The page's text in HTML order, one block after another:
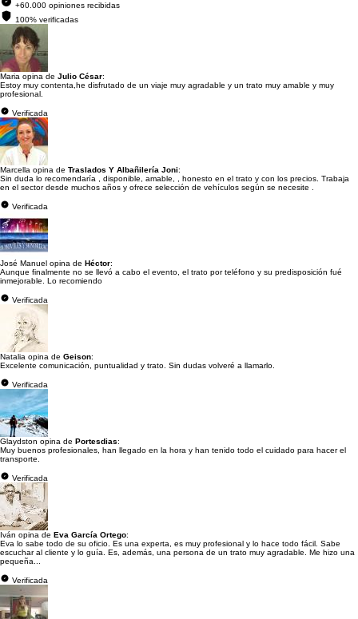
+60.000 opiniones recibidas
100% verificadas
Maria opina de Julio César:
Estoy muy contenta,he disfrutado de un viaje muy agradable y un trato muy amable y muy
profesional.
Verificada
Marcella opina de Traslados Y Albañilería Joni:
Sin duda lo recomendaría , disponible, amable, , honesto en el trato y con los precios. Trabaja
en el sector desde muchos años y ofrece selección de vehículos según se necesite .
Verificada
José Manuel opina de Héctor:
Aunque finalmente no se llevó a cabo el evento, el trato por teléfono y su predisposición fué
inmejorable. Lo recomiendo
Verificada
Natalia opina de Geison:
Excelente comunicación, puntualidad y trato. Sin dudas volveré a llamarlo.
Verificada
Glaydston opina de Portesdias:
Muy buenos profesionales, han llegado en la hora y han tenido todo el cuidado para hacer el
transporte.
Verificada
Iván opina de Eva García Ortego:
Eva lo sabe todo de su oficio. Es una experta, es muy profesional y lo hace todo fácil. Sabe
escuchar al cliente y lo guía. Es, además, una persona de un trato muy agradable. Me hizo una
pequeña...
Verificada